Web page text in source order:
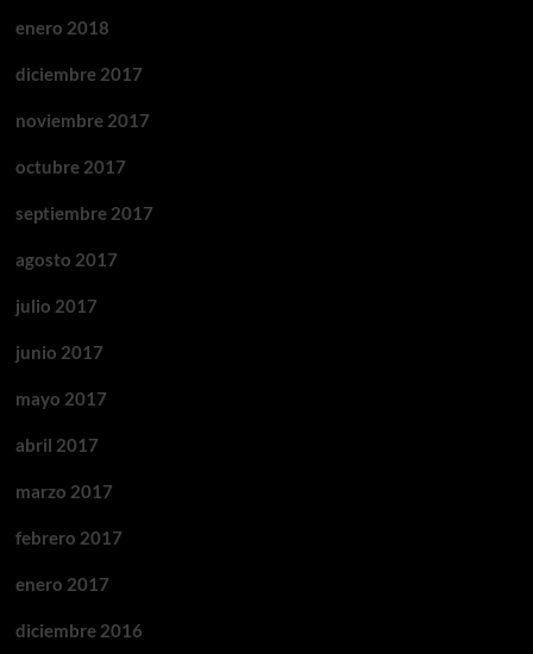
enero 2018
diciembre 2017
noviembre 2017
octubre 2017
septiembre 2017
agosto 2017
julio 2017
junio 2017
mayo 2017
abril 2017
marzo 2017
febrero 2017
enero 2017
diciembre 2016